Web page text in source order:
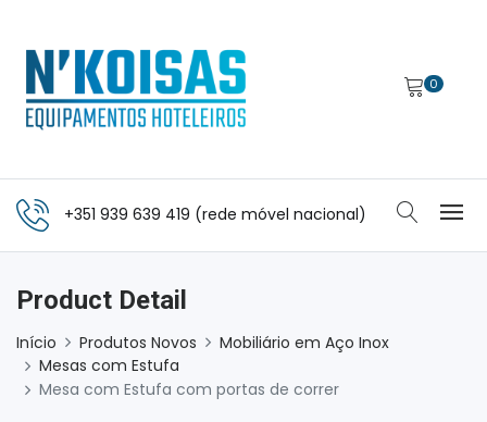
0
+351 939 639 419 (rede móvel nacional)
Product Detail
Início Produtos Novos
Mobiliário em Aço Inox
Mesas com Estufa
Mesa com Estufa com portas de correr